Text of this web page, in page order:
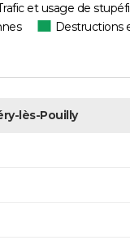
et usage de
Destructions
lès-Pouilly